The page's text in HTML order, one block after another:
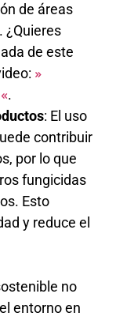
de áreas
¿Quieres
de este
»
.
: El uso
contribuir
por lo que
fungicidas
Esto
y reduce el
no
entorno en